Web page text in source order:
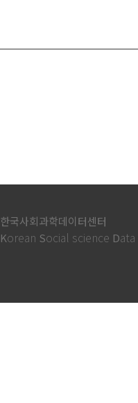
한국사회과학데이터센터
Korean Social science Data